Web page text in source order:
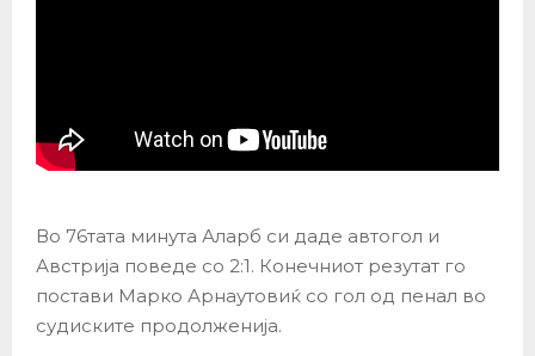
Во 76тата минута Аларб си даде автогол и
Австрија поведе со 2:1. Конечниот резутат го
постави Марко Арнаутовиќ со гол од пенал во
судиските продолженија.